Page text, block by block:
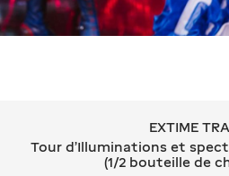
EXTIME TRAVEL
EXTIME
Tour d'Illuminations et
(1/2 bouteille de